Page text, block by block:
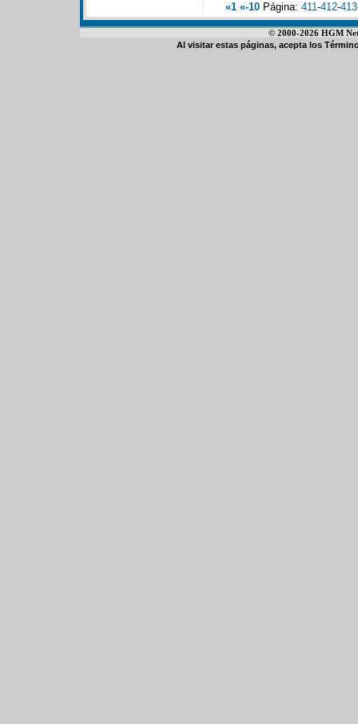
«1 «-10 Página: 411-412-413
© 2000-2026 HGM
Al visitar estas páginas, acepta los